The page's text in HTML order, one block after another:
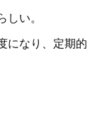
しい。
になり、定期的